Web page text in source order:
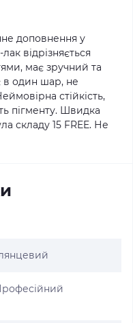
доповнення у
відрізняється
має зручний та
в один шар, не
стійкість,
пігменту. Швидка
складу 15 FREE. Не